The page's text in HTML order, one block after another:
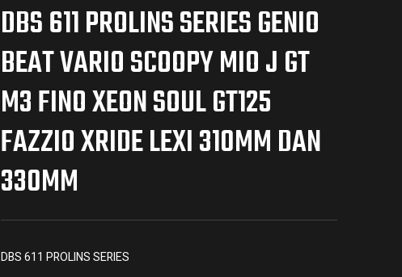
DBS 611 PROLINS SERIES GENIO
BEAT VARIO SCOOPY MIO J GT
M3 FINO XEON SOUL GT125
FAZZIO XRIDE LEXI 310MM DAN
330MM
DBS 611 PROLINS SERIES